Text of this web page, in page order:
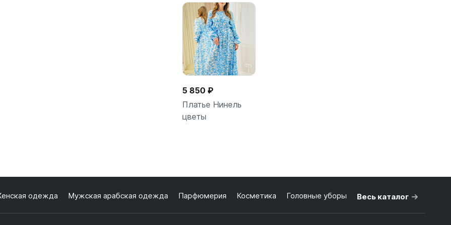
5 850 ₽
Платье Нинель
цветы
одежда Мужская арабская одежда Парфюмерия Косметика Головные уборы Весь каталог